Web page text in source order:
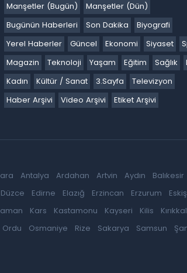
Manşetler (Bugün)
Manşetler (Dün)
Bugünün Haberleri
Son Dakika
Biyografi
Yerel Haberler
Güncel Ekonomi Siyaset
Magazin
Teknoloji Yaşam Eğitim Sağlık
Kadın
Kültür / Sanat 3.Sayfa
Televizyon
Haber Arşivi
Video Arşivi Etiket Arşivi
Antalya Ardahan Artvin Aydın Balıkesir
Düzce Edirne Elazığ Erzincan Erzurum
Kars Kastamonu Kayseri Kilis
Ordu Osmaniye Rize Sakarya Samsun